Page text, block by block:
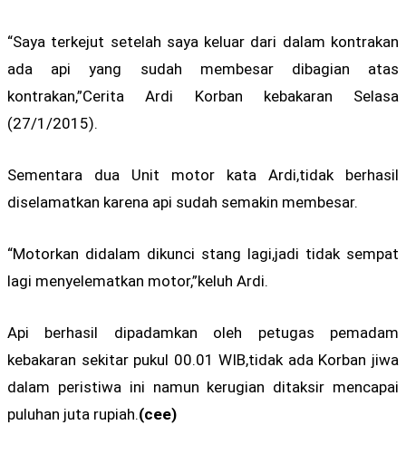
“Saya terkejut setelah saya keluar dari dalam kontrakan
ada api yang sudah membesar dibagian atas
kontrakan,”Cerita Ardi Korban kebakaran Selasa
(27/1/2015).
Sementara dua Unit motor kata Ardi,tidak berhasil
diselamatkan karena api sudah semakin membesar.
“Motorkan didalam dikunci stang lagi,jadi tidak sempat
lagi menyelematkan motor,”keluh Ardi.
Api berhasil dipadamkan oleh petugas pemadam
kebakaran sekitar pukul 00.01 WIB,tidak ada Korban jiwa
dalam peristiwa ini namun kerugian ditaksir mencapai
puluhan juta rupiah.(cee)